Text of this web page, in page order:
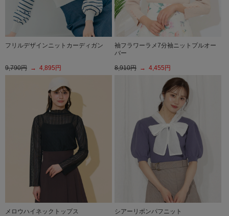
フリルデザインニットカーディガン
9,790円 → 4,895円
袖フラワーラメ7分袖ニットプルオー
バー
8,910円 → 4,455円
メロウハイネックトップス シアーリボンパフニット